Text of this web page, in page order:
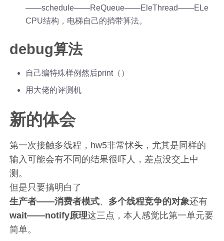
——schedule——ReQueue——EleThread——ELe
CPU结构，电梯自己的捎带算法。
debug算法
自己编特殊样例然后print（）
用大佬的评测机
新的体会
第一次接触多线程，hw5非常怵头，尤其是同样的
输入可能会有不同的结果很吓人，差点没交上中
测。
但是只要搞明白了
生产者——消费者模式、 多个线程竞争的对象还有
wait——notify原理这三点，本人感觉比第一单元要
简单。